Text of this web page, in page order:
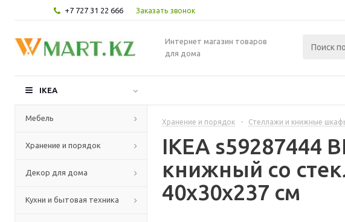
+7 727 31 22 666 Заказать звонок
Интернет магазин товаров
для дома
IKEA
Мебель
Хранение и порядок
Декор для дома
Кухни и бытовая техника
Хранение и порядок - Стеллажи и книжные
IKEA s59287444
книжный со
40x30x237 см